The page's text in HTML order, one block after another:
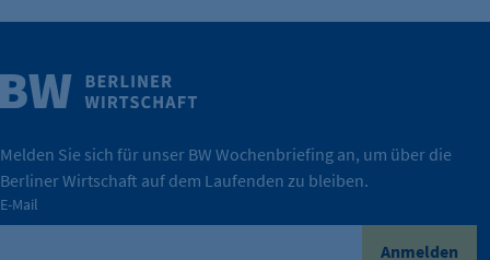
Durch ihre Perspektiven wird deutlich, was der Claim
konkret bedeutet – und wie die IHK Berlin Unternehmen
tatsächlich unterstützt.
Wirtschaft.
Weitere Infos
Melden Sie sich für unser BW Wochenbriefing an, um über die
Berliner Wirtschaft auf dem Laufenden zu bleiben.
E-Mail
Anmelden